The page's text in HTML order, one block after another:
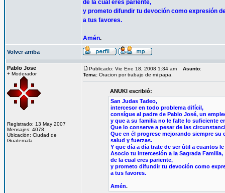
de la cual eres pariente,
y prometo difundir tu devoción como expresión
a tus favores.
Amén.
Volver arriba
Pablo Jose
+ Moderador
Registrado: 13 May 2007
Mensajes: 4078
Ubicación: Ciudad de
Guatemala
Publicado: Vie Ene 18, 2008 1:34 am Asunto:
Tema: Oracion por trabajo de mi papa.
ANUKI escribió:
San Judas Tadeo,
intercesor en todo problema difícil,
consígue al padre de Pablo José, un
y que a su familia no le falte lo suficiente
Que lo conserve a pesar de las
Que en él progrese mejorando siempre su
salud y fuerzas.
Y que día a día trate de ser útil a cuantos
Asocio tu intercesión a la Sagrada Familia,
de la cual eres pariente,
y prometo difundir tu devoción como
a tus favores.
Amén.